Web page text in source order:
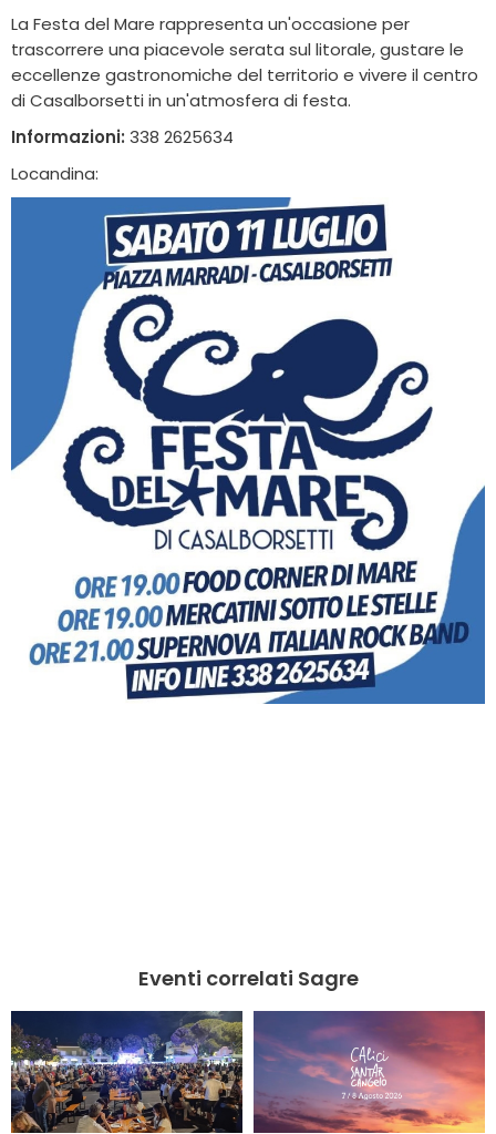
La Festa del Mare rappresenta un'occasione per
trascorrere una piacevole serata sul litorale, gustare le
eccellenze gastronomiche del territorio e vivere il centro
di Casalborsetti in un'atmosfera di festa.
Informazioni: 338 2625634
Locandina:
Eventi correlati Sagre